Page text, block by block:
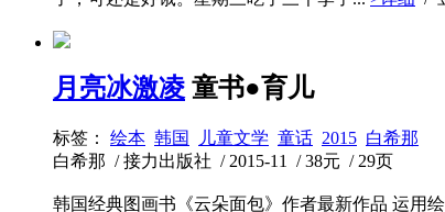
月亮冰激凌 童书●育儿
标签： 绘本 韩国 儿童文学 童话 2015 白希那
白希那 / 接力出版社 / 2015-11 / 38元 / 29页
韩国经典图画书《云朵面包》作者最新作品 运用